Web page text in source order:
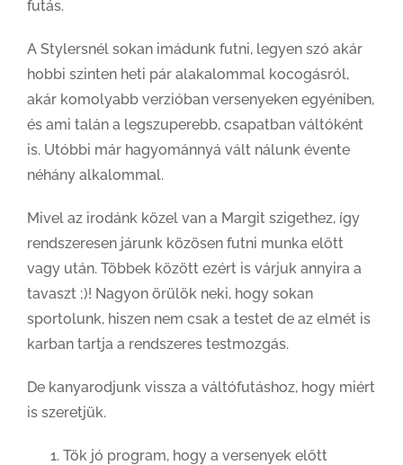
futás.
A Stylersnél sokan imádunk futni, legyen szó akár
hobbi szinten heti pár alakalommal kocogásról,
akár komolyabb verzióban versenyeken egyéniben,
és ami talán a legszuperebb, csapatban váltóként
is. Utóbbi már hagyománnyá vált nálunk évente
néhány alkalommal.
Mivel az irodánk közel van a Margit szigethez, így
rendszeresen járunk közösen futni munka előtt
vagy után. Többek között ezért is várjuk annyira a
tavaszt ;)! Nagyon örülök neki, hogy sokan
sportolunk, hiszen nem csak a testet de az elmét is
karban tartja a rendszeres testmozgás.
De kanyarodjunk vissza a váltófutáshoz, hogy miért
is szeretjük.
Tök jó program, hogy a versenyek előtt